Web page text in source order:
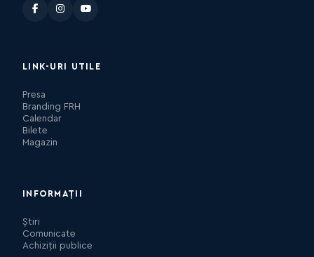
LINK-URI UTILE
Presa
Branding FRH
Calendar
Bilete
Magazin
INFORMAȚII
Știri
Comunicate
Achiziții publice